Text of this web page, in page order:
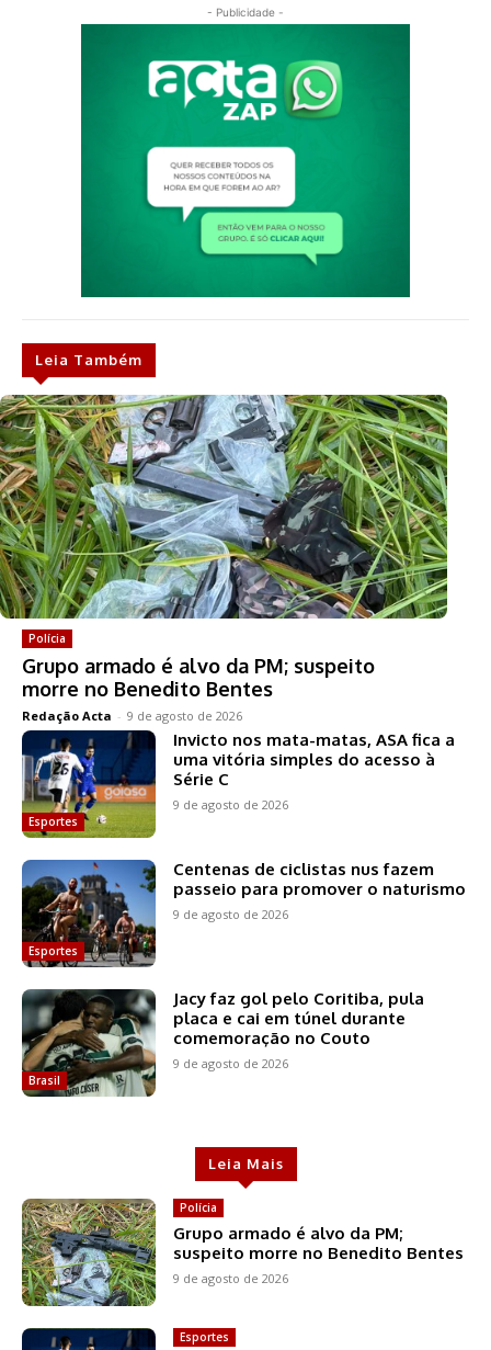
- Publicidade -
Leia Também
Polícia
Grupo armado é alvo da PM; suspeito
morre no Benedito Bentes
Redação Acta - 9 de agosto de 2026
Esportes
Invicto nos mata-matas, ASA fica a
uma vitória simples do acesso à
Série C
9 de agosto de 2026
Esportes
Centenas de ciclistas nus fazem
passeio para promover o naturismo
9 de agosto de 2026
Brasil
Jacy faz gol pelo Coritiba, pula
placa e cai em túnel durante
comemoração no Couto
9 de agosto de 2026
Leia Mais
Polícia
Grupo armado é alvo da PM;
suspeito morre no Benedito Bentes
9 de agosto de 2026
Esportes